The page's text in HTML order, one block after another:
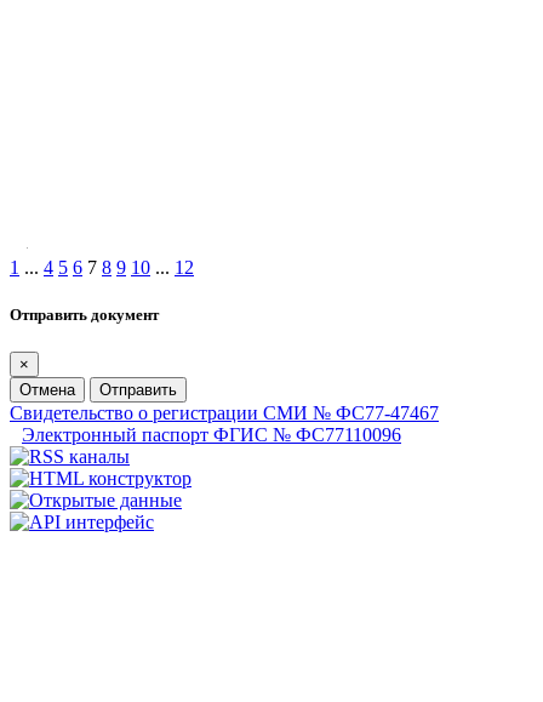
1 ... 4 5 6 7 8 9 10 ... 12
Отправить документ
×
Отмена
Отправить
Свидетельство о регистрации СМИ № ФС77-47467
Электронный паспорт ФГИС № ФС77110096